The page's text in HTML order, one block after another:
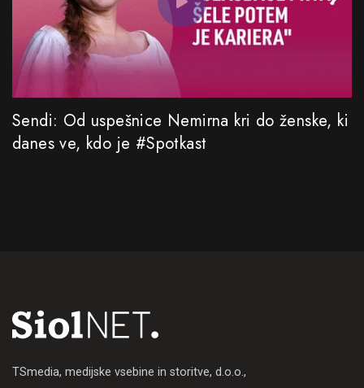
Sendi: Od uspešnice Nemirna kri do ženske, ki
danes ve, kdo je #Spotkast
TSmedia, medijske vsebine in storitve, d.o.o.,